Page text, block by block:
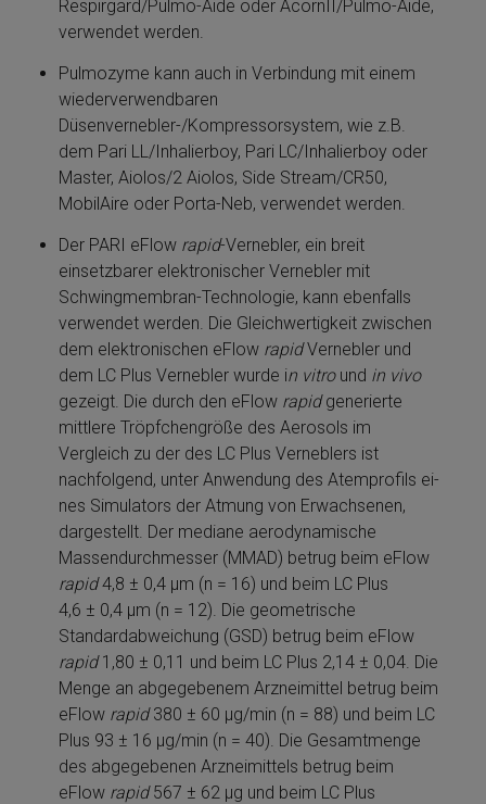
Respirgard/Pulmo-Aide oder AcornII/Pulmo-Aide,
verwendet werden.
Pulmozyme­ kann auch in Verbindung mit ei­nem
wiederverwendbaren
Düsenvernebler-/Kompressorsystem, wie z.B.
dem Pari LL/Inhalierboy, Pari LC/Inhalierboy oder
Master, Aiolos/2 Aiolos, Side Stream/CR50,
MobilAire oder Porta-Neb, verwendet werden.
Der PARI eFlow rapid-Vernebler, ein breit
einsetzbarer elektronischer Vernebler mit
Schwingmembran-Tech­no­lo­gie, kann ebenfalls
verwendet werden. Die Gleichwertigkeit zwischen
dem elektronischen eFlow rapidVernebler und
dem LC Plus Vernebler wurde in vitround in vivo
gezeigt. Die durch den eFlow rapidgenerierte
mittlere Tröpfchengröße des Aerosols im
Vergleich zu der des LC Plus Verneblers ist
nachfolgend, unter Anwendung des Atemprofils ei­
nes Simulators der Atmung von Erwachsenen,
dargestellt. Der mediane aerodynamische
Massendurchmesser (MMAD) betrug beim eFlow
rapid4,8 ± 0,4 µm (n = 16) und beim LC Plus
4,6 ± 0,4 µm (n = 12). Die geometrische
Standardabweichung (GSD) betrug beim eFlow
rapid1,80 ± 0,11 und beim LC Plus 2,14 ± 0,04. Die
Men­ge an abgegebenem Arzneimit­tel betrug beim
eFlow rapid380 ± 60 µg/min (n = 88) und beim LC
Plus 93 ± 16 µg/min (n = 40). Die Gesamtmenge
des abgegebenen Arzneimit­tels betrug beim
eFlow rapid567 ± 62 µg und beim LC Plus